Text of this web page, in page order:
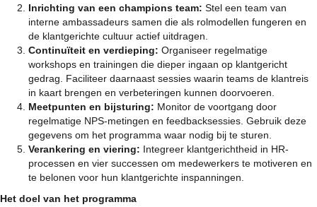
Inrichting van een champions team: Stel een team van
interne ambassadeurs samen die als rolmodellen fungeren en
de klantgerichte cultuur actief uitdragen.
Continuïteit en verdieping: Organiseer regelmatige
workshops en trainingen die dieper ingaan op klantgericht
gedrag. Faciliteer daarnaast sessies waarin teams de klantreis
in kaart brengen en verbeteringen kunnen doorvoeren.
Meetpunten en bijsturing: Monitor de voortgang door
regelmatige NPS-metingen en feedbacksessies. Gebruik deze
gegevens om het programma waar nodig bij te sturen.
Verankering en viering: Integreer klantgerichtheid in HR-
processen en vier successen om medewerkers te motiveren en
te belonen voor hun klantgerichte inspanningen.
Het doel van het programma